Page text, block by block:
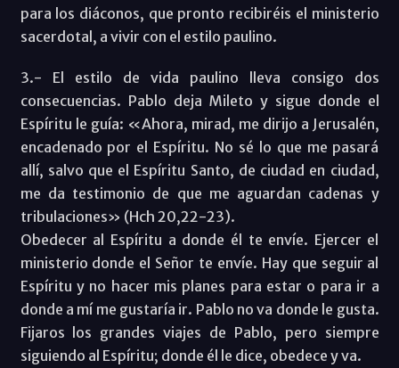
para los diáconos, que pronto recibiréis el ministerio
sacerdotal, a vivir con el estilo paulino.
3.- El estilo de vida paulino lleva consigo dos
consecuencias. Pablo deja Mileto y sigue donde el
Espíritu le guía: «Ahora, mirad, me dirijo a Jerusalén,
encadenado por el Espíritu. No sé lo que me pasará
allí, salvo que el Espíritu Santo, de ciudad en ciudad,
me da testimonio de que me aguardan cadenas y
tribulaciones» (Hch 20,22-23).
Obedecer al Espíritu a donde él te envíe. Ejercer el
ministerio donde el Señor te envíe. Hay que seguir al
Espíritu y no hacer mis planes para estar o para ir a
donde a mí me gustaría ir. Pablo no va donde le gusta.
Fijaros los grandes viajes de Pablo, pero siempre
siguiendo al Espíritu; donde él le dice, obedece y va.